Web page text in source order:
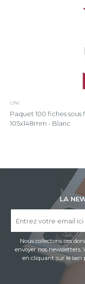
UNI
Paquet 100 fiches
105x148mm - Blanc
LA
Nous collectons ces
envoyer nos
en cliquant sur le lien